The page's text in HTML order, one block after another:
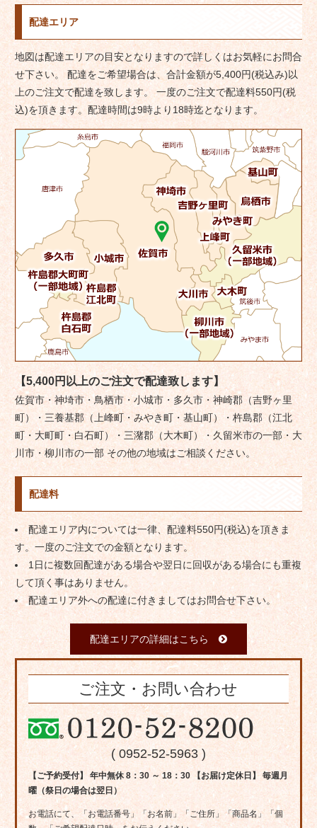
配達エリア
地図は配達エリアの目安となりますので詳しくはお気軽にお問合
せ下さい。 配達をご希望場合は、合計金額が5,400円(税込み)以
上のご注文で配達を致します。 一度のご注文で配達料550円(税
込)を頂きます。配達時間は9時より18時迄となります。
【5,400円以上のご注文で配達致します】
佐賀市・神埼市・鳥栖市・小城市・多久市・神崎郡（吉野ヶ里
町）・三養基郡（上峰町・みやき町・基山町）・杵島郡（江北
町・大町町・白石町）・三潴郡（大木町）・久留米市の一部・大
川市・柳川市の一部 その他の地域はご相談ください。
配達料
配達エリア内については一律、配達料550円(税込)を頂きま
す。一度のご注文での金額となります。
1日に複数回配達がある場合や翌日に回収がある場合にも重複
して頂く事はありません。
配達エリア外への配達に付きましてはお問合せ下さい。
配達エリアの詳細はこちら
ご注文・お問い合わせ
( 0952-52-5963 )
【ご予約受付】 年中無休 8：30 ～ 18：30 【お届け定休日】 毎週月
曜（祭日の場合は翌日）
お電話にて、「お電話番号」「お名前」「ご住所」「商品名」「個